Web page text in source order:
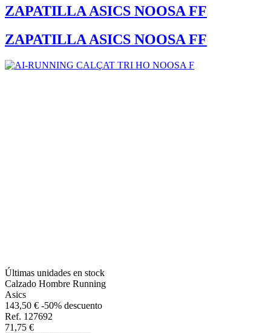
ZAPATILLA ASICS NOOSA FF
ZAPATILLA ASICS NOOSA FF
Últimas unidades en stock
Calzado Hombre Running
Asics
143,50 € -50% descuento
Ref. 127692
71,75 €